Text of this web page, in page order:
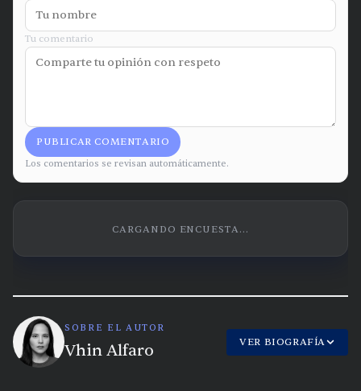
Tu comentario
PUBLICAR COMENTARIO
Los comentarios se revisan automáticamente.
CARGANDO ENCUESTA...
SOBRE EL AUTOR
Vhin Alfaro VER BIOGRAFÍA